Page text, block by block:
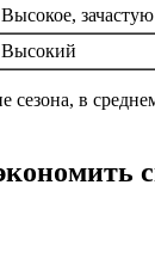
Высокое,
Высокий
в